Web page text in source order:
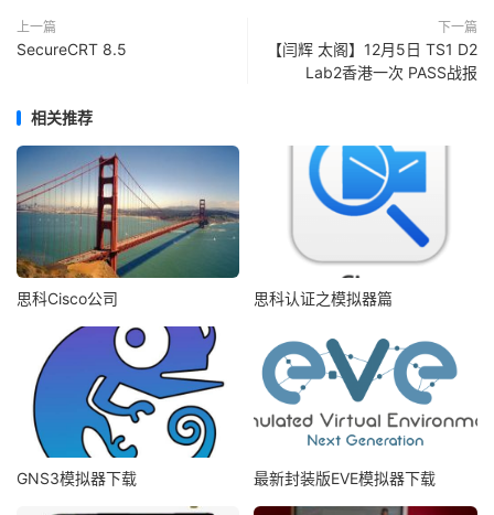
上一篇
SecureCRT 8.5
下一篇
【闫辉 太阁】12月5日 TS1 D2
Lab2香港一次 PASS战报
相关推荐
思科Cisco公司 思科认证之模拟器篇
GNS3模拟器下载 最新封装版EVE模拟器下载